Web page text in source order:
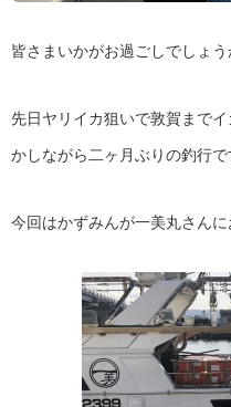
皆さまいかがお過ごしでしょ
先日ヤリイカ狙いで敦賀まで
かしながら二ヶ月ぶりの釣行で
今回はかずみんが一美丸さん